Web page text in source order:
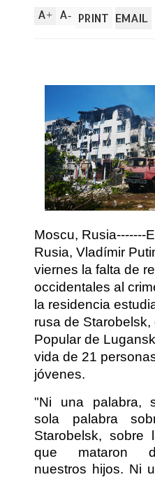
A+ A- PRINT EMAIL
Moscu, Rusia-------
Rusia, Vladímir
viernes la falta de
occidentales al
la residencia
rusa de
Popular de
vida de 21
jóvenes.
"Ni una palabra,
sola palabra
Starobelsk, sobre
que mataron
nuestros hijos. Ni